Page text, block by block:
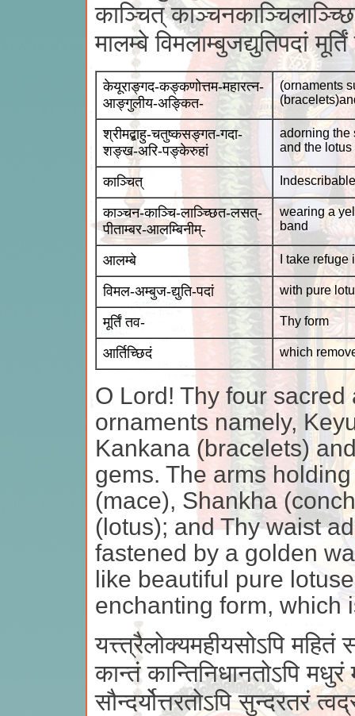
काञ्चित्
मालम्बे विमलाम्बुजद्युतिपदां
केयूराङ्गद-कङ्कणोत्तम-महारत्न-
आङ्गुलीय-अङ्कित-
(ornaments
श्रीमद्बाहु-चतुष्कसङ्गत-गदा-
शङ्ख-अरि-पङ्केरुहां
adorning the
and the lotus
काञ्चित्
काञ्चन-काञ्चि-लाञ्च्छित-लसत्-
पीताम्बर-आलम्बिनीम्-
wearing a
band
आलम्बे I take
विमल-अम्बुज-द्युति-पदां with pure
मूर्तिं तव- Thy form
आर्तिच्छिदं which
O Lord! Thy four
ornaments namely,
Kankana (bracelets)
gems. The arms
(mace), Shankha
(lotus); and Thy waist
fastened by a golden
like beautiful pure
enchanting form, which
यत्त्त्रैलोक्यमहीयसोऽपि महितं
कान्तं कान्तिनिधानतोऽपि मधुरं
सौन्दर्योत्तरतोऽपि सुन्दरतरं